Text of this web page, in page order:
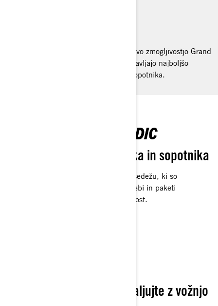
S stilom, razkošnim udobjem in osupljivo zmogljivostjo Grand
Touring snežne sani za brezpotja zagotavljajo najboljšo
izkušnjo vožnje v dvoje za voznika in sopotnika.
UDOBJE PETIH ZVEZDIC
Premium vožnja za voznika in sopotnika
Počutite se kot doma na katerem koli sedežu, ki so
namenoma izklesani za vožnjo za 2 osebi in paketi
vzmetenja, zasnovanimi za težjo nosilnost.
Umaknite se vetru in nadaljujte z vožnjo